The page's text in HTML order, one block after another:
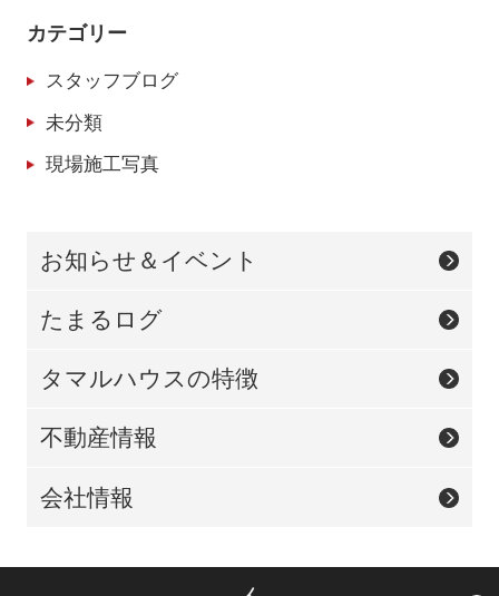
カテゴリー
スタッフブログ
未分類
現場施工写真
お知らせ＆イベント
たまるログ
タマルハウスの特徴
不動産情報
会社情報